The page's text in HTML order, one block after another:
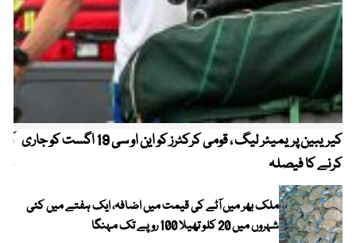
کیریبین پریمیئر لیگ ، قومی کرکٹرز کو این او سی 19 اگست کو جاری
کرنے کا فیصلہ
ملک بھر میں آٹے کی قیمت میں اضافہ، ایک ہفتے میں کئی
شہروں میں 20 کلو تھیلا 100 روپے تک مہنگا